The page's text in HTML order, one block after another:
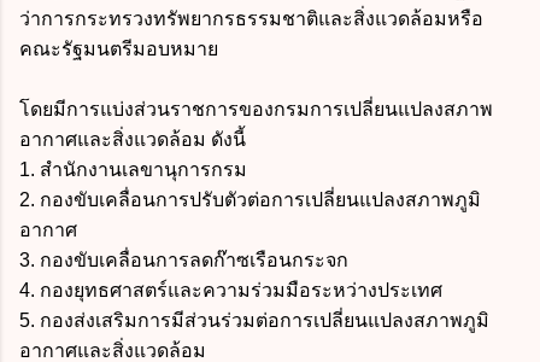
ว่าการกระทรวงทรัพยากรธรรมชาติและสิ่งแวดล้อมหรือ
คณะรัฐมนตรีมอบหมาย
โดยมีการแบ่งส่วนราชการของกรมการเปลี่ยนแปลงสภาพ
อากาศและสิ่งแวดล้อม ดังนี้
1. สำนักงานเลขานุการกรม
2. กองขับเคลื่อนการปรับตัวต่อการเปลี่ยนแปลงสภาพภูมิ
อากาศ
3. กองขับเคลื่อนการลดก๊าซเรือนกระจก
4. กองยุทธศาสตร์และความร่วมมือระหว่างประเทศ
5. กองส่งเสริมการมีส่วนร่วมต่อการเปลี่ยนแปลงสภาพภูมิ
อากาศและสิ่งแวดล้อม